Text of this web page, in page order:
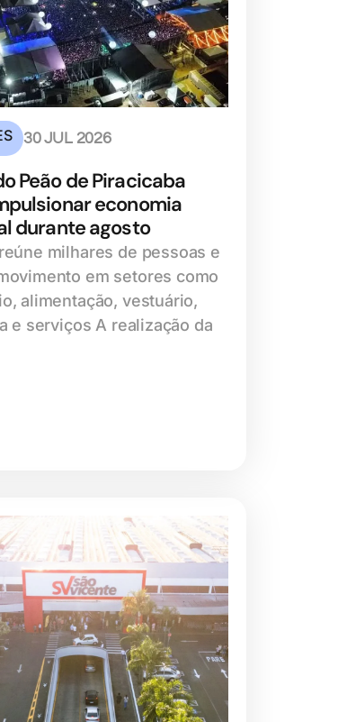
30 JUL 2026
Peão de Piracicaba
economia
durante agosto
milhares de pessoas e
em setores como
alimentação, vestuário,
e serviços A realização da